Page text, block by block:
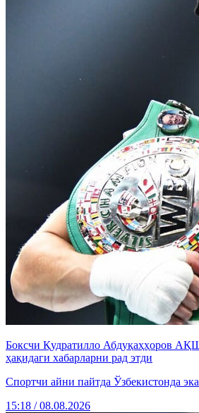
Боксчи Қудратилло Абдуқаҳҳоров
ҳақидаги хабарларни рад этди
Спортчи айни пайтда Ўзбекистонда
15:18 / 08.08.2026